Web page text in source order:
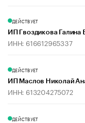
ДЕЙСТВУЕТ
ИП Гвоздикова Галина
ИНН: 616612965337
ДЕЙСТВУЕТ
ИП Маслов Николай
ИНН: 613204275072
ДЕЙСТВУЕТ